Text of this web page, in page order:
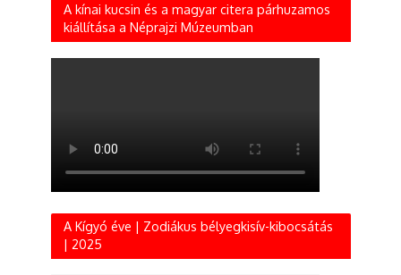
A kínai kucsin és a magyar citera párhuzamos
kiállítása a Néprajzi Múzeumban
A Kígyó éve | Zodiákus bélyegkisív-kibocsátás
| 2025